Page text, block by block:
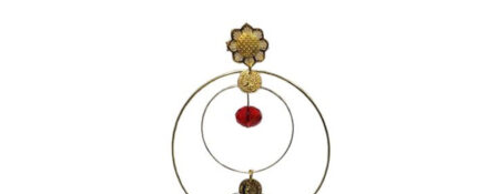
PENDIENTES GRANDES DE
AROS CON BOLITAS ROJAS
15,00€